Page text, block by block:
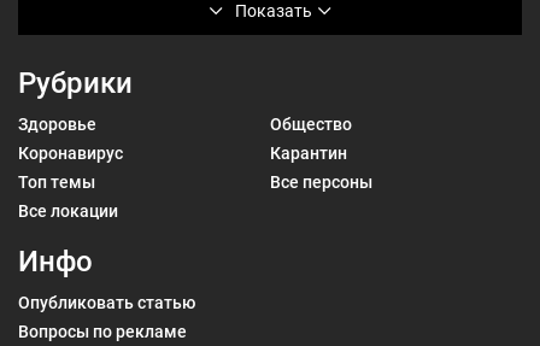
Показать
Рубрики
Здоровье
Общество
Коронавирус
Карантин
Топ темы
Все персоны
Все локации
Инфо
Опубликовать статью
Вопросы по рекламе